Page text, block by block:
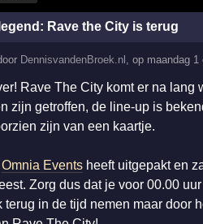
Rave the City is terug
DennisvandenBroek.nl , op maandag 1
Rave The City komt er na
zijn getroffen, de line-up is
zijn van een kaartje.
Omnia Eventsheeft uitgepakt en
Zorg dus dat je voor 00.00
terug in de tijd nemen maar door